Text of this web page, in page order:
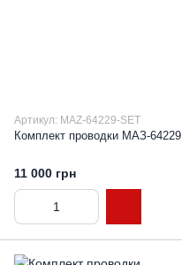
Артикул: MAZ-64229-SET
Комплект проводки МАЗ-64229
11 000 грн